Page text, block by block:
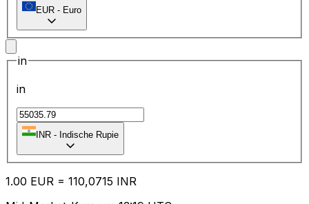
EUR - Euro
in
in
INR - Indische Rupie
1.00 EUR = 110,0715 INR